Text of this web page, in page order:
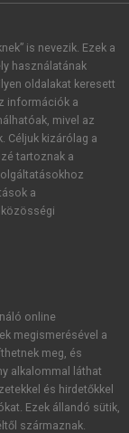
is nevezik. Ezek a
használatának
oldalakat keresett
információk a
mivel az
Céljuk kizárólag a
tartoznak a
a
közösségi
online
megismerésével a
meg, és
alkalommal láthat
és hirdetőkkel
Ezek állandó sütik,
származnak.